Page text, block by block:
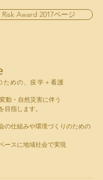
Award 2017ページ
ための、疫学＋看護
動・自然災害に伴う
目指します。
の仕組みや環境づくりのための
ースに地域社会で実現